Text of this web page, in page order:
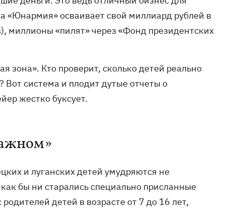
«Юнармия» осваивает свой миллиард рублей в
миллионы «пилят» через «Фонд президентских
зона». Кто проверит, сколько детей реально
система и плодит дутые отчеты о
жестко буксует.
и луганских детей умудряются не
бы ни старались специально присланные
детей в возрасте от 7 до 16 лет,